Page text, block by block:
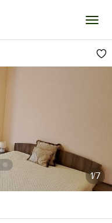
1/7